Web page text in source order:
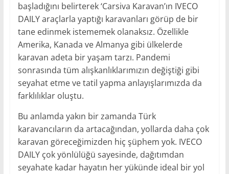
başladığını belirterek ‘Carsiva Karavan’ın IVECO
DAILY araçlarla yaptığı karavanları görüp de bir
tane edinmek istememek olanaksız. Özellikle
Amerika, Kanada ve Almanya gibi ülkelerde
karavan adeta bir yaşam tarzı. Pandemi
sonrasında tüm alışkanlıklarımızın değiştiği gibi
seyahat etme ve tatil yapma anlayışlarımızda da
farklılıklar oluştu.
Bu anlamda yakın bir zamanda Türk
karavancıların da artacağından, yollarda daha çok
karavan göreceğimizden hiç şüphem yok. IVECO
DAILY çok yönlülüğü sayesinde, dağıtımdan
seyahate kadar hayatın her yükünde ideal bir yol